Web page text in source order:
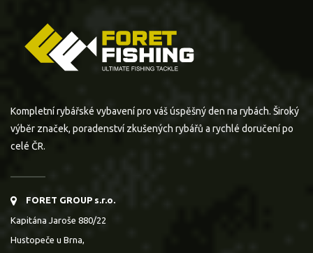
Kompletní rybářské vybavení pro váš úspěšný den na rybách. Široký
výběr značek, poradenství zkušených rybářů a rychlé doručení po
celé ČR.
FORET GROUP s.r.o.
Kapitána Jaroše 880/22
Hustopeče u Brna,